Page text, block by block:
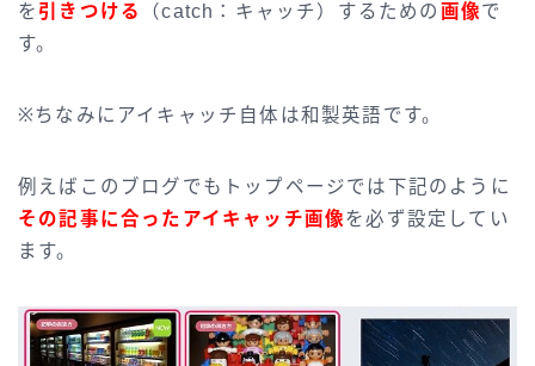
を 引きつける （catch：キャッチ）するための 画像で
す。
※ちなみにアイキャッチ自体は和製英語です。
例えばこのブログでもトップページでは下記のように
その記事に合ったアイキャッチ画像を必ず設定してい
ます。